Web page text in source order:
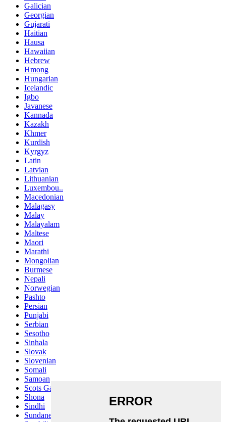
Galician
Georgian
Gujarati
Haitian
Hausa
Hawaiian
Hebrew
Hmong
Hungarian
Icelandic
Igbo
Javanese
Kannada
Kazakh
Khmer
Kurdish
Kyrgyz
Latin
Latvian
Lithuanian
Luxembou..
Macedonian
Malagasy
Malay
Malayalam
Maltese
Maori
Marathi
Mongolian
Burmese
Nepali
Norwegian
Pashto
Persian
Punjabi
Serbian
Sesotho
Sinhala
Slovak
Slovenian
Somali
Samoan
Scots Gaelic
Shona
Sindhi
Sundanese